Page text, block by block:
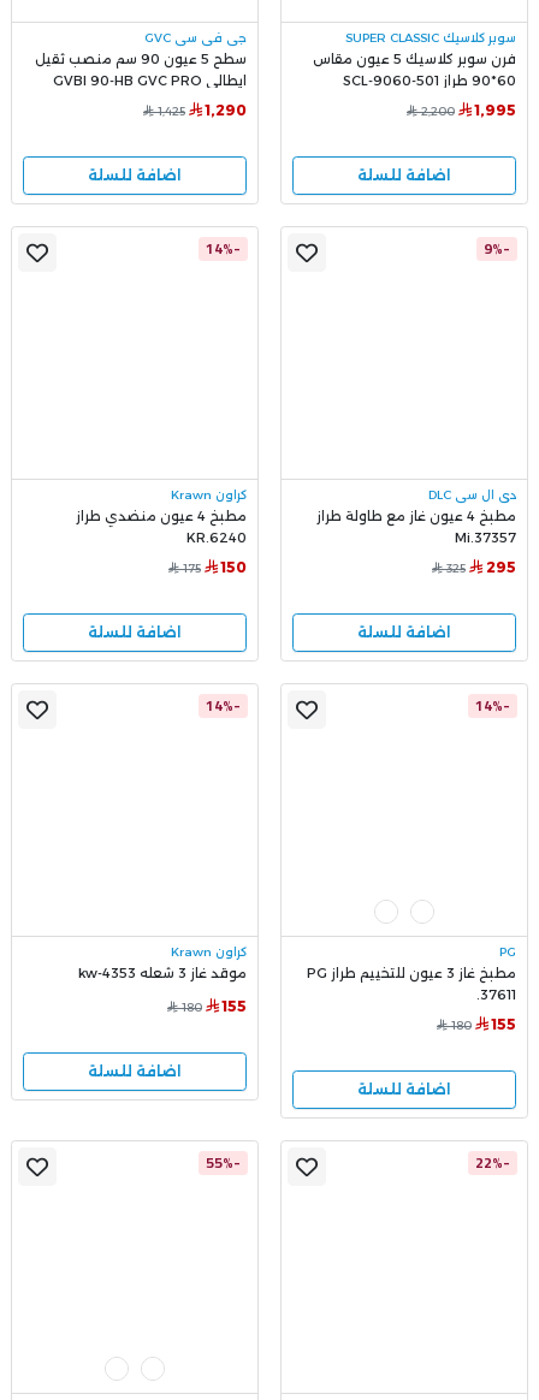
سوبر كلاسيك SUPER CLASSIC
فرن سوبر كلاسيك 5 عيون مقاس
60*90 طراز SCL-9060-501
1,995
2,200
اضافة للسلة
جي في سي GVC
سطح 5 عيون 90 سم منصب ثقيل
ايطالي GVBI 90-HB GVC PRO
1,290
1,425
اضافة للسلة
-9%
دي ال سي DLC
مطبخ 4 عيون غاز مع طاولة طراز
Mi.37357
295
325
اضافة للسلة
-14%
كراون Krawn
مطبخ 4 عيون منضدي طراز
KR.6240
150
175
اضافة للسلة
-14%
PG
مطبخ غاز 3 عيون للتخييم طراز PG
.37611
155
180
اضافة للسلة
-14%
كراون Krawn
موقد غاز 3 شعله kw-4353
155
180
اضافة للسلة
-22%
-55%